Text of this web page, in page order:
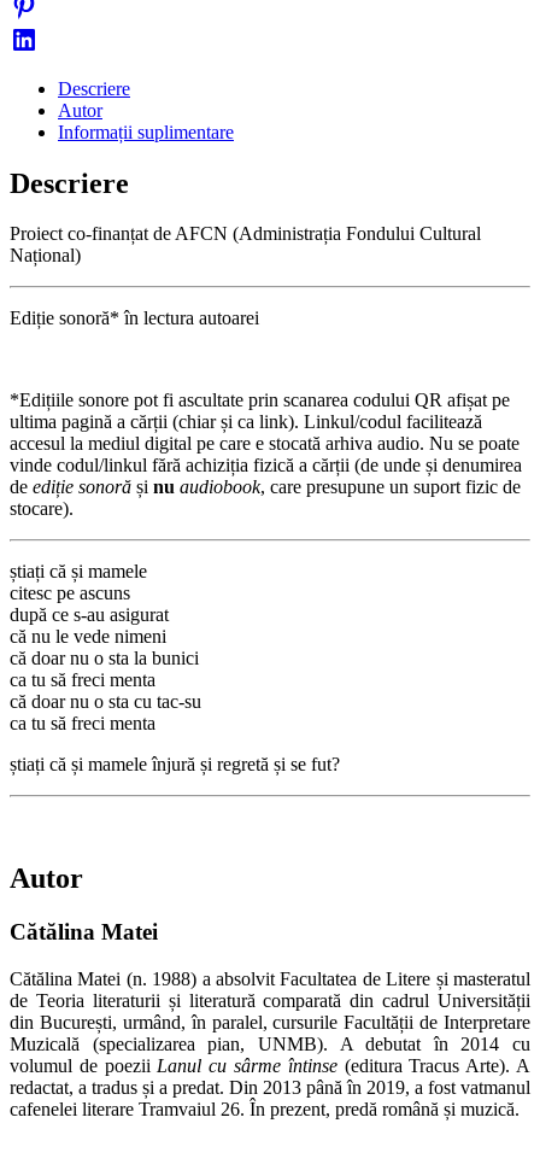
Descriere
Autor
Informații suplimentare
Descriere
Proiect co-finanțat de AFCN (Administrația Fondului Cultural
Național)
Ediție sonoră* în lectura autoarei
*Edițiile sonore pot fi ascultate prin scanarea codului QR afișat pe
ultima pagină a cărții (chiar și ca link). Linkul/codul facilitează
accesul la mediul digital pe care e stocată arhiva audio. Nu se poate
vinde codul/linkul fără achiziția fizică a cărții (de unde și denumirea
de ediție sonoră și nu audiobook, care presupune un suport fizic de
stocare).
știați că și mamele
citesc pe ascuns
după ce s-au asigurat
că nu le vede nimeni
că doar nu o sta la bunici
ca tu să freci menta
că doar nu o sta cu tac-su
ca tu să freci menta
știați că și mamele înjură și regretă și se fut?
Autor
Cătălina Matei
Cătălina Matei (n. 1988) a absolvit Facultatea de Litere și masteratul
de Teoria literaturii și literatură comparată din cadrul Universității
din București, urmând, în paralel, cursurile Facultății de Interpretare
Muzicală (specializarea pian, UNMB). A debutat în 2014 cu
volumul de poezii Lanul cu sârme întinse(editura Tracus Arte). A
redactat, a tradus și a predat. Din 2013 până în 2019, a fost vatmanul
cafenelei literare Tramvaiul 26. În prezent, predă română și muzică.